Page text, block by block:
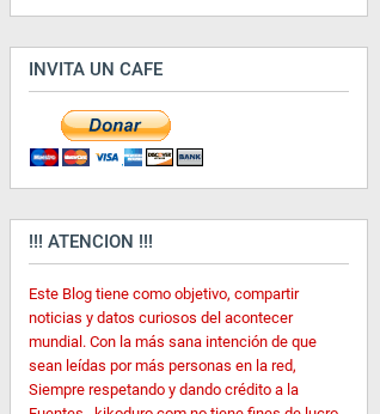
INVITA UN CAFE
!!! ATENCION !!!
Este Blog tiene como objetivo, compartir
noticias y datos curiosos del acontecer
mundial. Con la más sana intención de que
sean leídas por más personas en la red,
Siempre respetando y dando crédito a la